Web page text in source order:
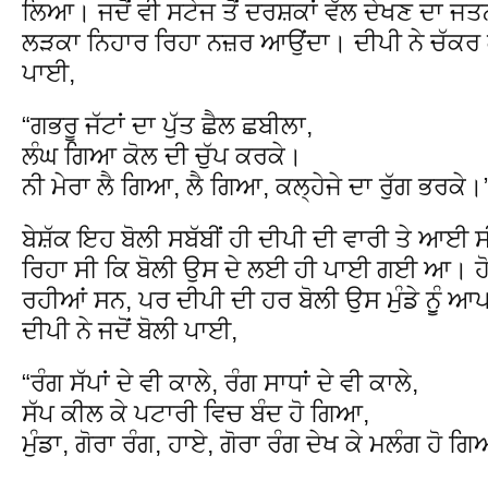
ਲਿਆ। ਜਦੋਂ ਵੀ ਸਟੇਜ ਤੋਂ ਦਰਸ਼ਕਾਂ ਵੱਲ ਦੇਖਣ ਦਾ ਜਤਨ
ਲੜਕਾ ਨਿਹਾਰ ਰਿਹਾ ਨਜ਼ਰ ਆਉਂਦਾ। ਦੀਪੀ ਨੇ
ਪਾਈ,
“ਗਭਰੂ ਜੱਟਾਂ ਦਾ ਪੁੱਤ ਛੈਲ ਛਬੀਲਾ,
ਲੰਘ ਗਿਆ ਕੋਲ ਦੀ ਚੁੱਪ ਕਰਕੇ।
ਨੀ ਮੇਰਾ ਲੈ ਗਿਆ, ਲੈ ਗਿਆ, ਕਲ੍ਹੇਜੇ ਦਾ ਰੁੱਗ
ਬੇਸ਼ੱਕ ਇਹ ਬੋਲੀ ਸਬੱਬੀਂ ਹੀ ਦੀਪੀ ਦੀ ਵਾਰੀ ਤੇ ਆਈ
ਰਿਹਾ ਸੀ ਕਿ ਬੋਲੀ ਉਸ ਦੇ ਲਈ ਹੀ ਪਾਈ ਗਈ ਆ।
ਰਹੀਆਂ ਸਨ, ਪਰ ਦੀਪੀ ਦੀ ਹਰ ਬੋਲੀ ਉਸ ਮੁੰਡੇ ਨੁੂੰ
ਦੀਪੀ ਨੇ ਜਦੋਂ ਬੋਲੀ ਪਾਈ,
“ਰੰਗ ਸੱਪਾਂ ਦੇ ਵੀ ਕਾਲੇ, ਰੰਗ ਸਾਧਾਂ ਦੇ ਵੀ ਕਾਲੇ,
ਸੱਪ ਕੀਲ ਕੇ ਪਟਾਰੀ ਵਿਚ ਬੰਦ ਹੋ ਗਿਆ,
ਮੁੰਡਾ, ਗੋਰਾ ਰੰਗ, ਹਾਏ, ਗੋਰਾ ਰੰਗ ਦੇਖ ਕੇ ਮਲੰਗ ਹੋ